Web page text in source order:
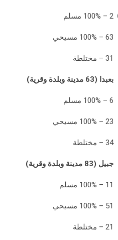
2 – 100% مسلم
63 – 100% مسيحي
31 – مختلطة
بعبدا (63 مدينة وبلدة وقرية)
6 – 100% مسلم
23 – 100% مسيحي
34 – مختلطة
جبيل (83 مدينة وبلدة وقرية)
11 – 100% مسلم
51 – 100% مسيحي
21 – مختلطة